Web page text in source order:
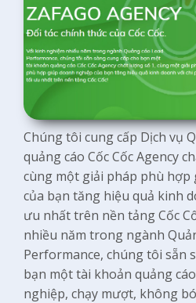
Chúng tôi cung cấp Dịch vụ
quảng cáo Cốc Cốc Agency
cùng một giải pháp phù hợp
của bạn tăng hiệu quả kinh
ưu nhất trên nền tảng Cốc
nhiều năm trong ngành
Performance, chúng tôi sẵn
bạn một tài khoản quảng
nghiệp, chạy mượt, không